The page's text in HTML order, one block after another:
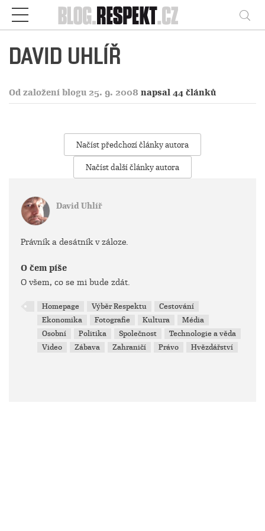
Respekt
DAVID UHLÍŘ
Od založení blogu 25. 9. 2008 napsal 44 článků
Načíst předchozí články autora
Načíst další články autora
David Uhlíř
Právník a desátník v záloze.
O čem píše
O všem, co se mi bude zdát.
Homepage Výběr Respektu
Cestování
Ekonomika
Fotografie Kultura
Média
Osobní
Politika Společnost
Technologie a věda
Video
Zábava Zahraničí Právo Hvězdářství